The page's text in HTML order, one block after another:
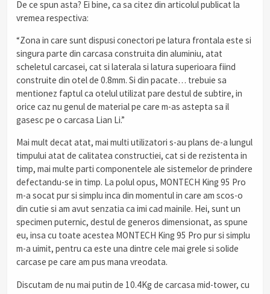
De ce spun asta? Ei bine, ca sa citez din articolul publicat la
vremea respectiva:
“Zona in care sunt dispusi conectori pe latura frontala este si
singura parte din carcasa construita din aluminiu, atat
scheletul carcasei, cat si laterala si latura superioara fiind
construite din otel de 0.8mm. Si din pacate… trebuie sa
mentionez faptul ca otelul utilizat pare destul de subtire, in
orice caz nu genul de material pe care m-as astepta sa il
gasesc pe o carcasa Lian Li.”
Mai mult decat atat, mai multi utilizatori s-au plans de-a lungul
timpului atat de calitatea constructiei, cat si de rezistenta in
timp, mai multe parti componentele ale sistemelor de prindere
defectandu-se in timp. La polul opus, MONTECH King 95 Pro
m-a socat pur si simplu inca din momentul in care am scos-o
din cutie si am avut senzatia ca imi cad mainile. Hei, sunt un
specimen puternic, destul de generos dimensionat, as spune
eu, insa cu toate acestea MONTECH King 95 Pro pur si simplu
m-a uimit, pentru ca este una dintre cele mai grele si solide
carcase pe care am pus mana vreodata.
Discutam de nu mai putin de 10.4Kg de carcasa mid-tower, cu